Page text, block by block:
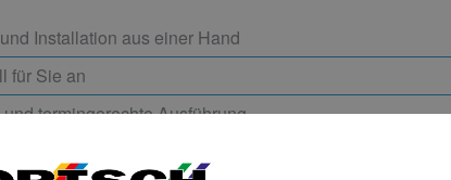
Installation aus einer Hand
für Sie an
termingerechte Ausführung